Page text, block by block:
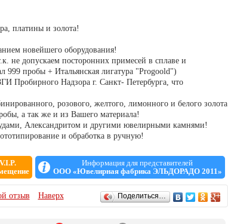
платины и золота!
новейшего оборудования!
не допускаем посторонних примесей в сплаве и
999 пробы + Итальянская лигатура "Progoold")
Пробирного Надзора г. Санкт- Петербурга, что
розового, желтого, лимонного и белого золота
а так же и из Вашего материала!
Александритом и другими ювелирными камнями!
и обработка в ручную!
4а, офис №442
V.I.P.
Информация для представителей
ООО «Ювелирная фабрика ЭЛЬДОРАДО 2011»
отзыв Наверх Поделиться…